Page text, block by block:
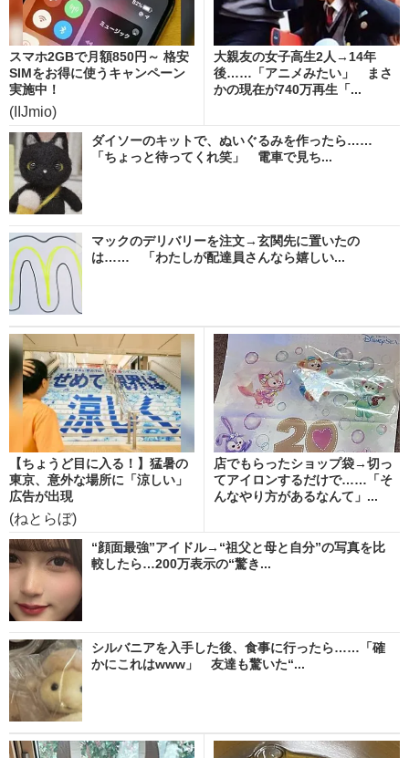
スマホ2GBで月額850円～ 格安
SIMをお得に使うキャンペーン
実施中！
(IIJmio)
大親友の女子高生2人→14年
後……「アニメみたい」 まさ
かの現在が740万再生「...
ダイソーのキットで、ぬいぐるみを作ったら……
「ちょっと待ってくれ笑」 電車で見ち...
マックのデリバリーを注文→玄関先に置いたの
は…… 「わたしが配達員さんなら嬉しい...
【ちょうど目に入る！】猛暑の
東京、意外な場所に「涼しい」
広告が出現
(ねとらぼ)
店でもらったショップ袋→切っ
てアイロンするだけで……「そ
んなやり方があるなんて」...
“顔面最強”アイドル→“祖父と母と自分”の写真を比
較したら…200万表示の“驚き...
シルバニアを入手した後、食事に行ったら……「確
かにこれはwww」 友達も驚いた“...